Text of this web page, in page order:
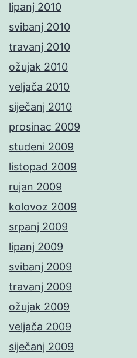
lipanj 2010
svibanj 2010
travanj 2010
ožujak 2010
veljača 2010
siječanj 2010
prosinac 2009
studeni 2009
listopad 2009
rujan 2009
kolovoz 2009
srpanj 2009
lipanj 2009
svibanj 2009
travanj 2009
ožujak 2009
veljača 2009
siječanj 2009